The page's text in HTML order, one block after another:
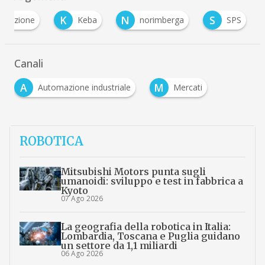
K Keba N norimberga S SPS
Canali
A
Automazione industriale M Mercati
ROBOTICA
Mitsubishi Motors punta sugli
umanoidi: sviluppo e test in fabbrica a
Kyoto
07 Ago 2026
La geografia della robotica in Italia:
Lombardia, Toscana e Puglia guidano
un settore da 1,1 miliardi
06 Ago 2026